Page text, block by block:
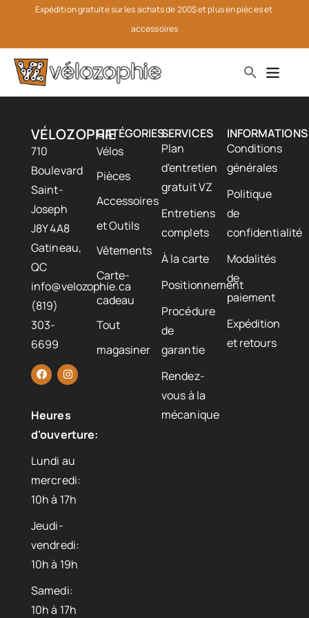
Expédition gratuite sur les achats de 200$ et plus en pièces et
accessoires
VÉLOZOPHIE
710
Boulevard
Saint-
Joseph
J8Y 4A8
Gatineau,
QC
info@velozophie.ca
(819)
303-
6699
Heures
d'ouverture:
Lundi au
mercredi:
10h à 17h
Jeudi-
vendredi:
10h à 19h
Samedi:
10h à 17h
CATÉGORIES
Vélos
Pièces
Accessoires
et Outils
Vêtements
Carte-
cadeau
Tout
magasiner
SERVICES
Plan
d'entretien
gratuit VZ
Entretiens
complets
À la carte
Positionnement
Procédure
de
garantie
Rendez-
vous à la
mécanique
INFORMATIONS
Conditions
générales
Politique
de
confidentialité
Modalités
de
paiement
Expédition
et retours